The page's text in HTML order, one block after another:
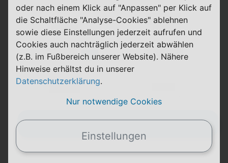
(Laufzeit)
Laufzeit (Netz)
(Volumen) LTE
(Speed) max.
(Minuten)
X,XX €
einmalig
pro Monat
Zum Tarif
oder nach einem Klick auf "Anpassen" per Klick auf
die Schaltfläche "Analyse-Cookies" ablehnen
sowie diese Einstellungen jederzeit aufrufen und
Cookies auch nachträglich jederzeit abwählen
(z.B. im Fußbereich unserer Website). Nähere
Hinweise erhältst du in unserer
Datenschutzerklärung.
Nur notwendige Cookies
Einstellungen